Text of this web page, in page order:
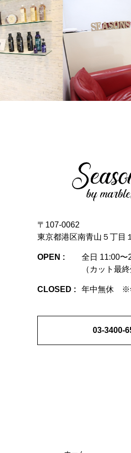
〒107-0062
東京都港区南青山５丁目
OPEN :
全日 11:00〜
（カット最
CLOSED : 年中無休 ※
03-3400-